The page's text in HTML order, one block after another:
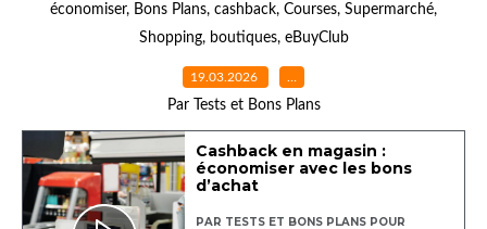
économiser, Bons Plans, cashback, Courses, Supermarché,
Shopping, boutiques, eBuyClub
19.03.2026 …
Par Tests et Bons Plans